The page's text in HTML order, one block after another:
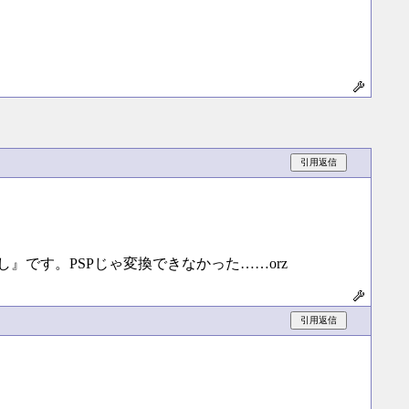
』です。PSPじゃ変換できなかった……orz